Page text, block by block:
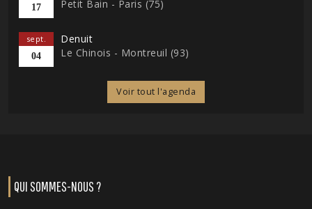
17
Petit Bain - Paris (75)
sept.
04
Denuit
Le Chinois - Montreuil (93)
Voir tout l'agenda
QUI SOMMES-NOUS ?